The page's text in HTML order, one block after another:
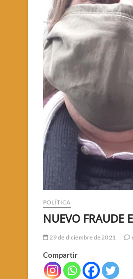
POLÍTICA
NUEVO FRAUDE
29 de diciembre de 2021
Compartir